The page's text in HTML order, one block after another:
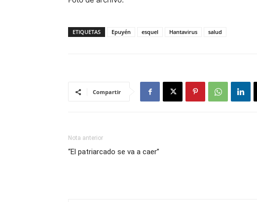
ETIQUETAS Epuyén esquel Hantavirus salud
Compartir
Nota anterior
“El patriarcado se va a caer”